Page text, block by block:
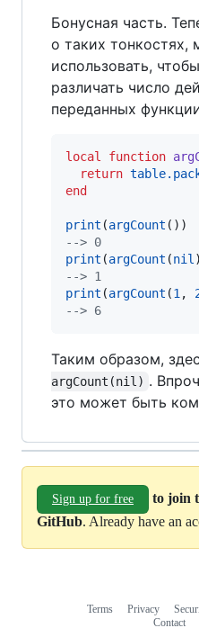
Бонусная часть.
о таких
использовать,
различать число
переданных
local function
return
end
print (argCount
--> 0
print (argCount (nil
--> 1
print (argCount (1 ,
--> 6
Таким образом,
argCount(nil) .
это может быть
Sign up for free
to join
GitHub. Already have an
Terms Privacy
Contact